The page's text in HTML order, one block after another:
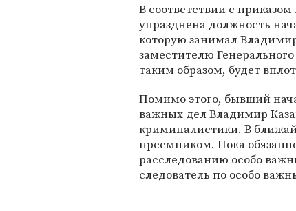
В соответствии с
упразднена должность
которую занимал
заместителю
таким образом, будет
Помимо этого, бывший
важных дел Владимир
криминалистики. В
преемником. Пока
расследованию особо
следователь по особо